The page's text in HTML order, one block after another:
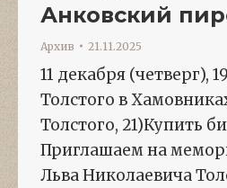
Анковский
Архив 21.11.2025
11 декабря (четверг),
Толстого в
Толстого, 21)Купить
Приглашаем на
Льва Николаевича